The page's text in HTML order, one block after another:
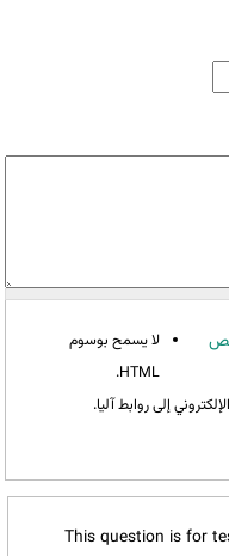
لا يسمح بوسوم
HTML.
إلى روابط آليا.
This question is for